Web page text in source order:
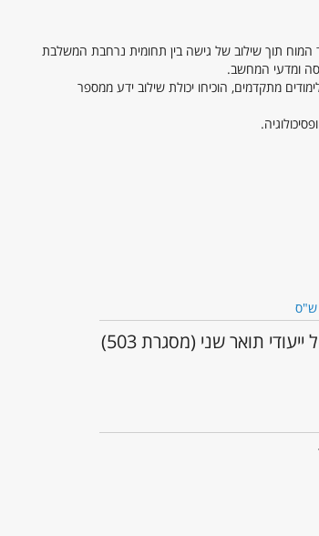
המוח תוך שילוב של גישה בין תחומית נרחבת המשלבת
ומדעי המחשב.
מתקדמים, הוכיחו יכולת שילוב ידע ממספר
ש"ס
תואר שני (מסגרת 503)